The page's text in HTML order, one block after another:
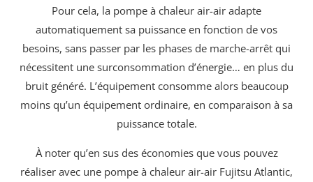
Pour cela, la pompe à chaleur air-air adapte
automatiquement sa puissance en fonction de vos
besoins, sans passer par les phases de marche-arrêt qui
nécessitent une surconsommation d’énergie… en plus du
bruit généré. L’équipement consomme alors beaucoup
moins qu’un équipement ordinaire, en comparaison à sa
puissance totale.
À noter qu’en sus des économies que vous pouvez
réaliser avec une pompe à chaleur air-air Fujitsu Atlantic,